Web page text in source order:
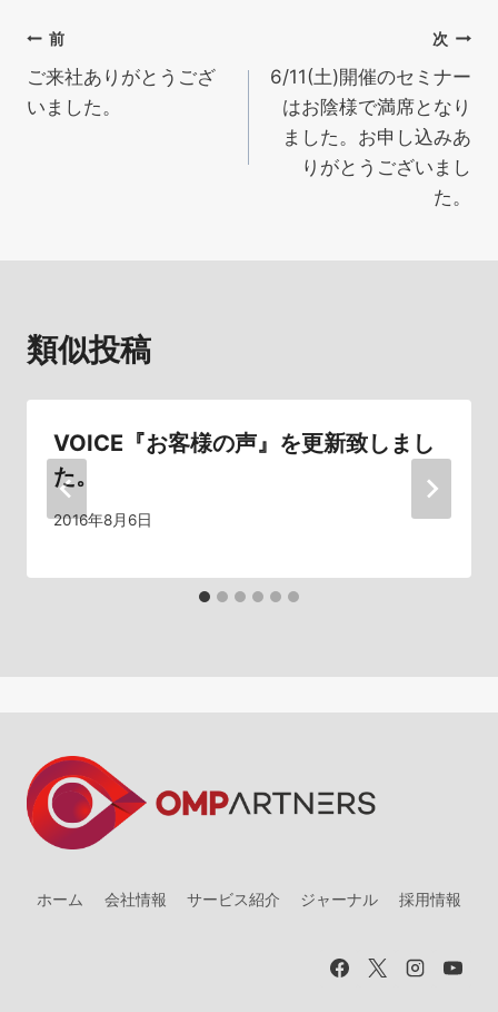
投
稿
シ
ョ
前
ご来社ありがとうござ
いました。
次
6/11(土)開催のセミナー
はお陰様で満席となり
ました。お申し込みあ
りがとうございまし
た。
類似投稿
VOICE『お客様の声』を更新致しまし
た。
2016年8月6日
ホーム 会社情報 サービス紹介 ジャーナル 採用情報